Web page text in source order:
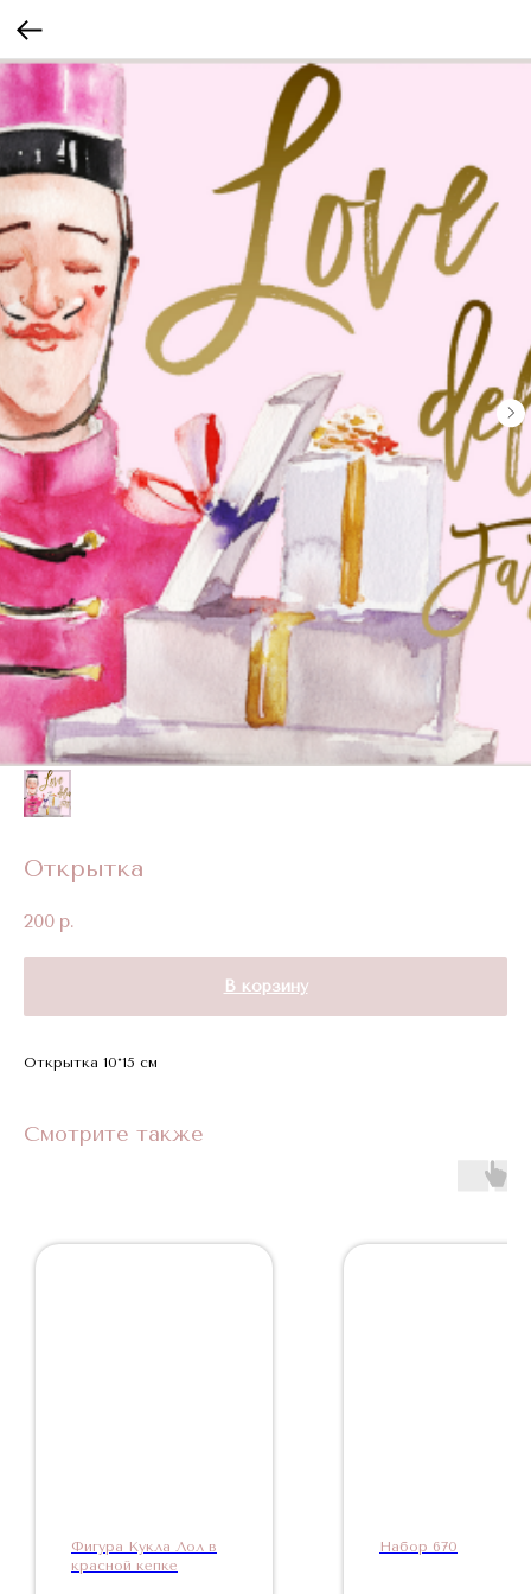
Открытка
200 р.
В корзину
Открытка 10*15 см
Смотрите также
Фигура Кукла Лол в
красной кепке
Набор 670